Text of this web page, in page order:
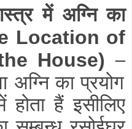
में अग्नि का
Location of
House)–
अग्नि का प्रयोग
हैं इसीलिए